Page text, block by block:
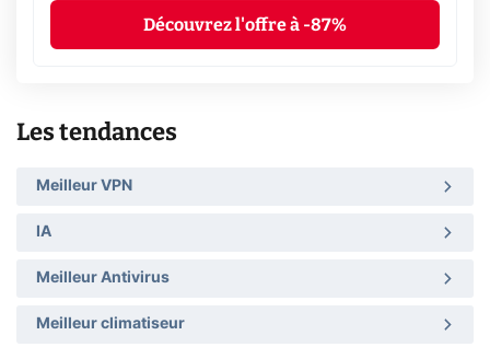
Découvrez l'offre à -87%
Les tendances
Meilleur VPN
IA
Meilleur Antivirus
Meilleur climatiseur